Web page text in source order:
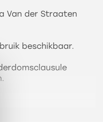
Van der Straaten
beschikbaar.